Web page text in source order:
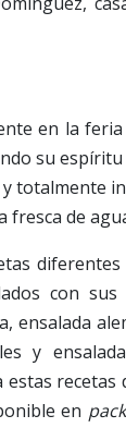
en la
su
totalmente
fresca de
con sus
ensalada
y
recetas
en